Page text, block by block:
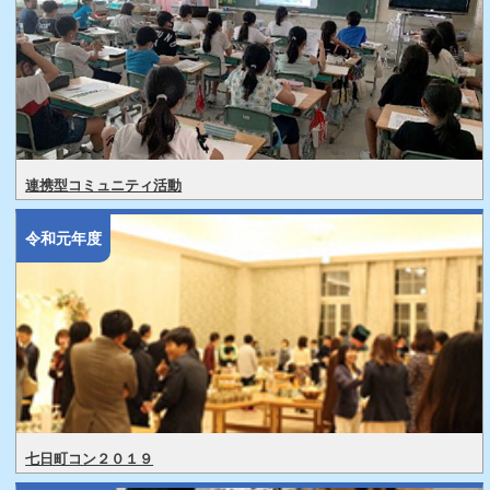
連携型コミュニティ活動
令和元年度
七日町コン２０１９